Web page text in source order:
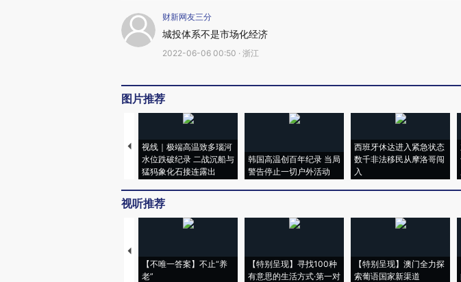
财新网友三分
城投体系不是市场化经济
2022-06-06 00:50 · 浙江
图片推荐
视线｜极端高温致多瑙河
水位跌破纪录 二战沉船与
猛犸象化石接连露出
韩国高温创百年纪录 当局
警告停止一切户外活动
西班牙休达进入紧急状态
数千非法移民从摩洛哥闯
入
视听推荐
【不唯一答案】不止“养
老”
【特别呈现】寻找100种
有意思的生活方式·第一对
【特别呈现】澳门全力探
索葡语国家新渠道